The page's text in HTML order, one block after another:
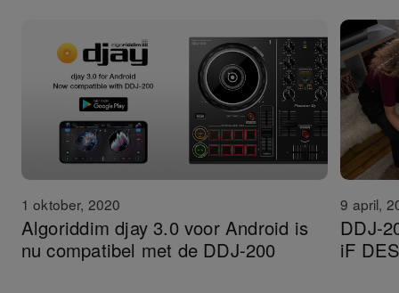
1 oktober, 2020
Algoriddim djay 3.0 voor Android is
nu compatibel met de DDJ-200
9 april,
DDJ-
iF